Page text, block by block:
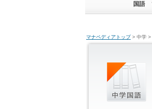
国語
マナペディアトップ> 中学 >